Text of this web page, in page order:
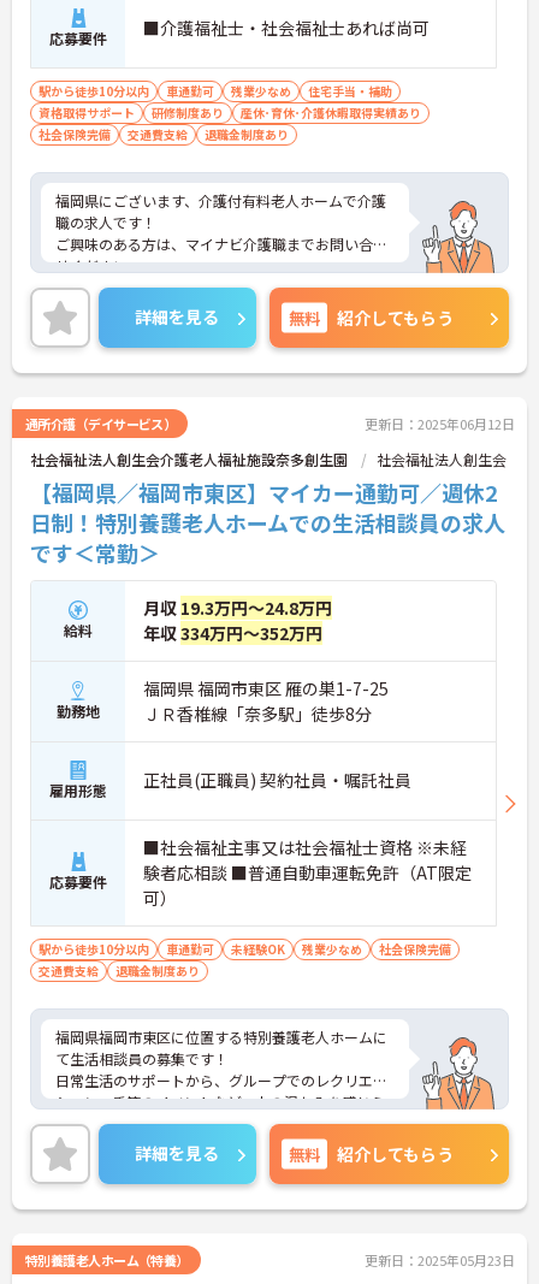
応募要件 ■介護福祉士・社会福祉士あれば尚可
駅から徒歩10分以内 車通勤可 残業少なめ
住宅手当・補助
資格取得サポート
研修制度あり
産休･育休･介護休暇取得実績あり
社会保険完備
交通費支給 退職金制度あり
福岡県にございます、介護付有料老人ホームで介護
職の求人です！
ご興味のある方は、マイナビ介護職までお問い合わ
せください。
詳細を見る 無料 紹介してもらう
通所介護（デイサービス） 更新日：2025年06月12日
社会福祉法人創生会介護老人福祉施設奈多創生園 社会福祉法人創生会
【福岡県／福岡市東区】マイカー通勤可／週休2
日制！特別養護老人ホームでの生活相談員の求人
です＜常勤＞
給料
月収 19.3万円～24.8万円
年収334万円～352万円
勤務地
福岡県 福岡市東区 雁の巣1-7-25
ＪＲ香椎線「奈多駅」徒歩8分
雇用形態 正社員(正職員) 契約社員・嘱託社員
応募要件
■社会福祉主事又は社会福祉士資格 ※未経
験者応相談 ■普通自動車運転免許（AT限定
可）
駅から徒歩10分以内 車通勤可 未経験OK 残業少なめ
社会保険完備
交通費支給
退職金制度あり
福岡県福岡市東区に位置する特別養護老人ホームに
て生活相談員の募集です！
日常生活のサポートから、グループでのレクリエー
ション、季節のイベントなど、人の温かみを感じら
れるメニューを提供しています
ご興味ある方には、面接のポイントなど、さらに詳
細をお話致しますのでお気軽にご相談ください。
詳細を見る 無料 紹介してもらう
特別養護老人ホーム（特養） 更新日：2025年05月23日